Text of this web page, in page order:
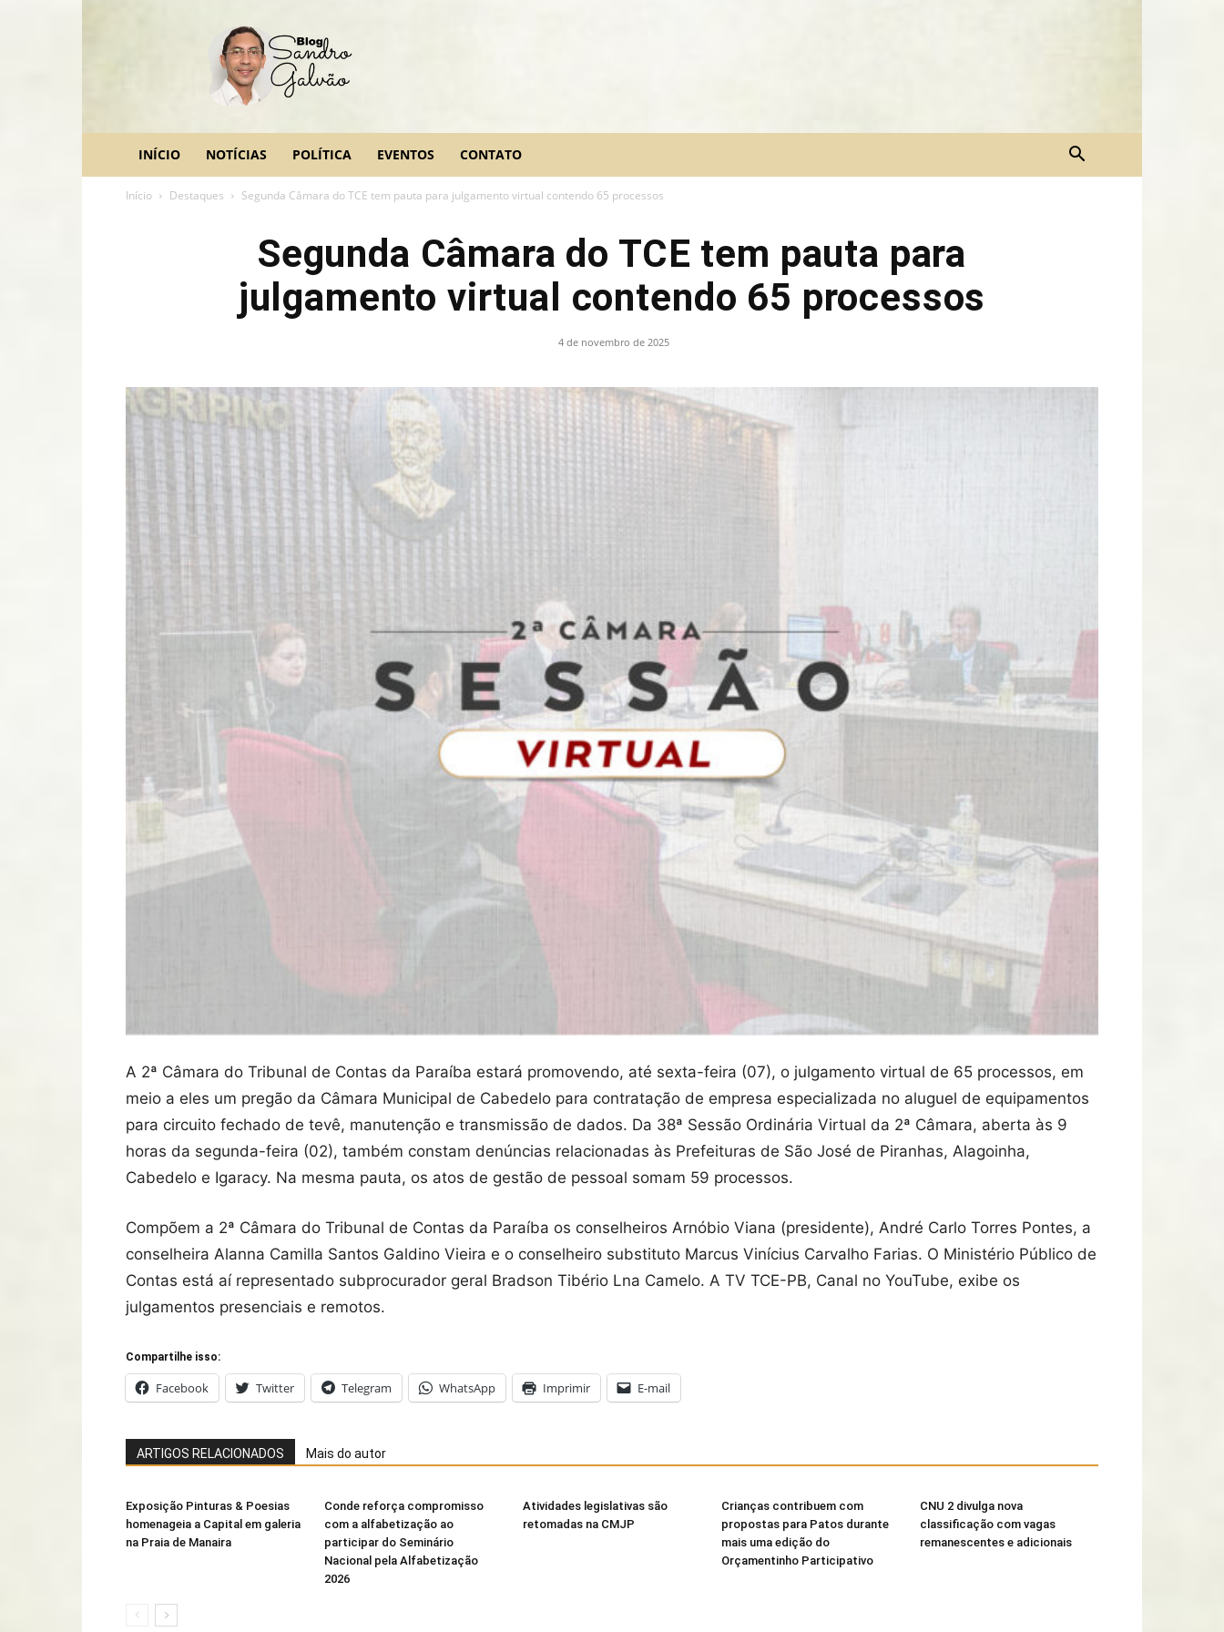
Sandro
INÍCIO NOTÍCIAS POLÍTICA EVENTOS CONTATO
Início Destaques Segunda Câmara do TCE tem pauta para julgamento virtual contendo 65 processos
Segunda Câmara do TCE tem pauta para
julgamento virtual contendo 65 processos
4 de novembro de 2025
A 2ª Câmara do Tribunal de Contas da Paraíba estará promovendo, até sexta-feira (07), o julgamento virtual de 65 processos, em
meio a eles um pregão da Câmara Municipal de Cabedelo para contratação de empresa especializada no aluguel de equipamentos
para circuito fechado de tevê, manutenção e transmissão de dados. Da 38ª Sessão Ordinária Virtual da 2ª Câmara, aberta às 9
horas da segunda-feira (02), também constam denúncias relacionadas às Prefeituras de São José de Piranhas, Alagoinha,
Cabedelo e Igaracy. Na mesma pauta, os atos de gestão de pessoal somam 59 processos.
Compõem a 2ª Câmara do Tribunal de Contas da Paraíba os conselheiros Arnóbio Viana (presidente), André Carlo Torres Pontes, a
conselheira Alanna Camilla Santos Galdino Vieira e o conselheiro substituto Marcus Vinícius Carvalho Farias. O Ministério Público de
Contas está aí representado subprocurador geral Bradson Tibério Lna Camelo. A TV TCE-PB, Canal no YouTube, exibe os
julgamentos presenciais e remotos.
Compartilhe isso:
Facebook Twitter Telegram WhatsApp Imprimir E-mail
ARTIGOS RELACIONADOS Mais do autor
Exposição Pinturas & Poesias
homenageia a Capital em galeria
na Praia de Manaira
Conde reforça compromisso
com a alfabetização ao
participar do Seminário
Nacional pela Alfabetização
2026
Atividades legislativas são
retomadas na CMJP
Crianças contribuem com
propostas para Patos durante
mais uma edição do
Orçamentinho Participativo
CNU 2 divulga nova
classificação com vagas
remanescentes e adicionais